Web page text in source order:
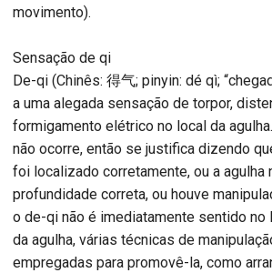
movimento).
Sensação de qi
De-qi (Chinês: 得气; pinyin: dé qì;
a uma alegada sensação de torpor,
formigamento elétrico no local da
não ocorre, então se justifica dizendo
foi localizado corretamente, ou a agulha
profundidade correta, ou houve
o de-qi não é imediatamente sentido no
da agulha, várias técnicas de
empregadas para promovê-la, como